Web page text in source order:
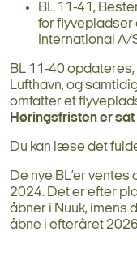
BL 11-41,
for flyvepladser
International A/
BL 11-40
Lufthavn, og
omfatter et
Høringsfristen er
Du kan læse det
De nye BL’er
2024. Det er efter
åbner i Nuuk, imens
åbne i efteråret